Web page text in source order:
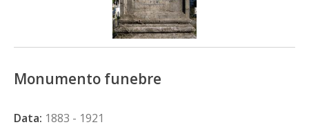
Monumento funebre
Data: 1883 - 1921